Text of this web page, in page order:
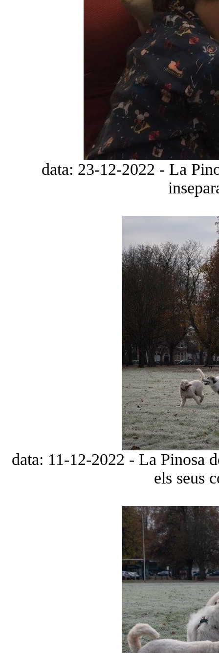
data: 23-12-2022 - La
data: 11-12-2022 - La Pinosa
els seus